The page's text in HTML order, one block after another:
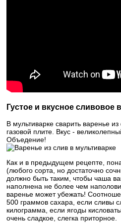
Густое и вкусное сливовое
В мультиварке сварить варенье
газовой плите. Вкус -
Объедение!
Как и в предыдущем рецепте,
(любого сорта, но достаточно
должно быть таким, чтобы чаша
наполнена не более чем
варенье может убежать!
500 граммов сахара, если сливы
килограмма, если ягоды
очень сладкое, слегка приторное.